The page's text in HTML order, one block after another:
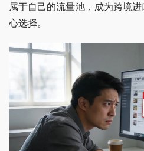
属于自己的流量池，成为跨境
心选择。